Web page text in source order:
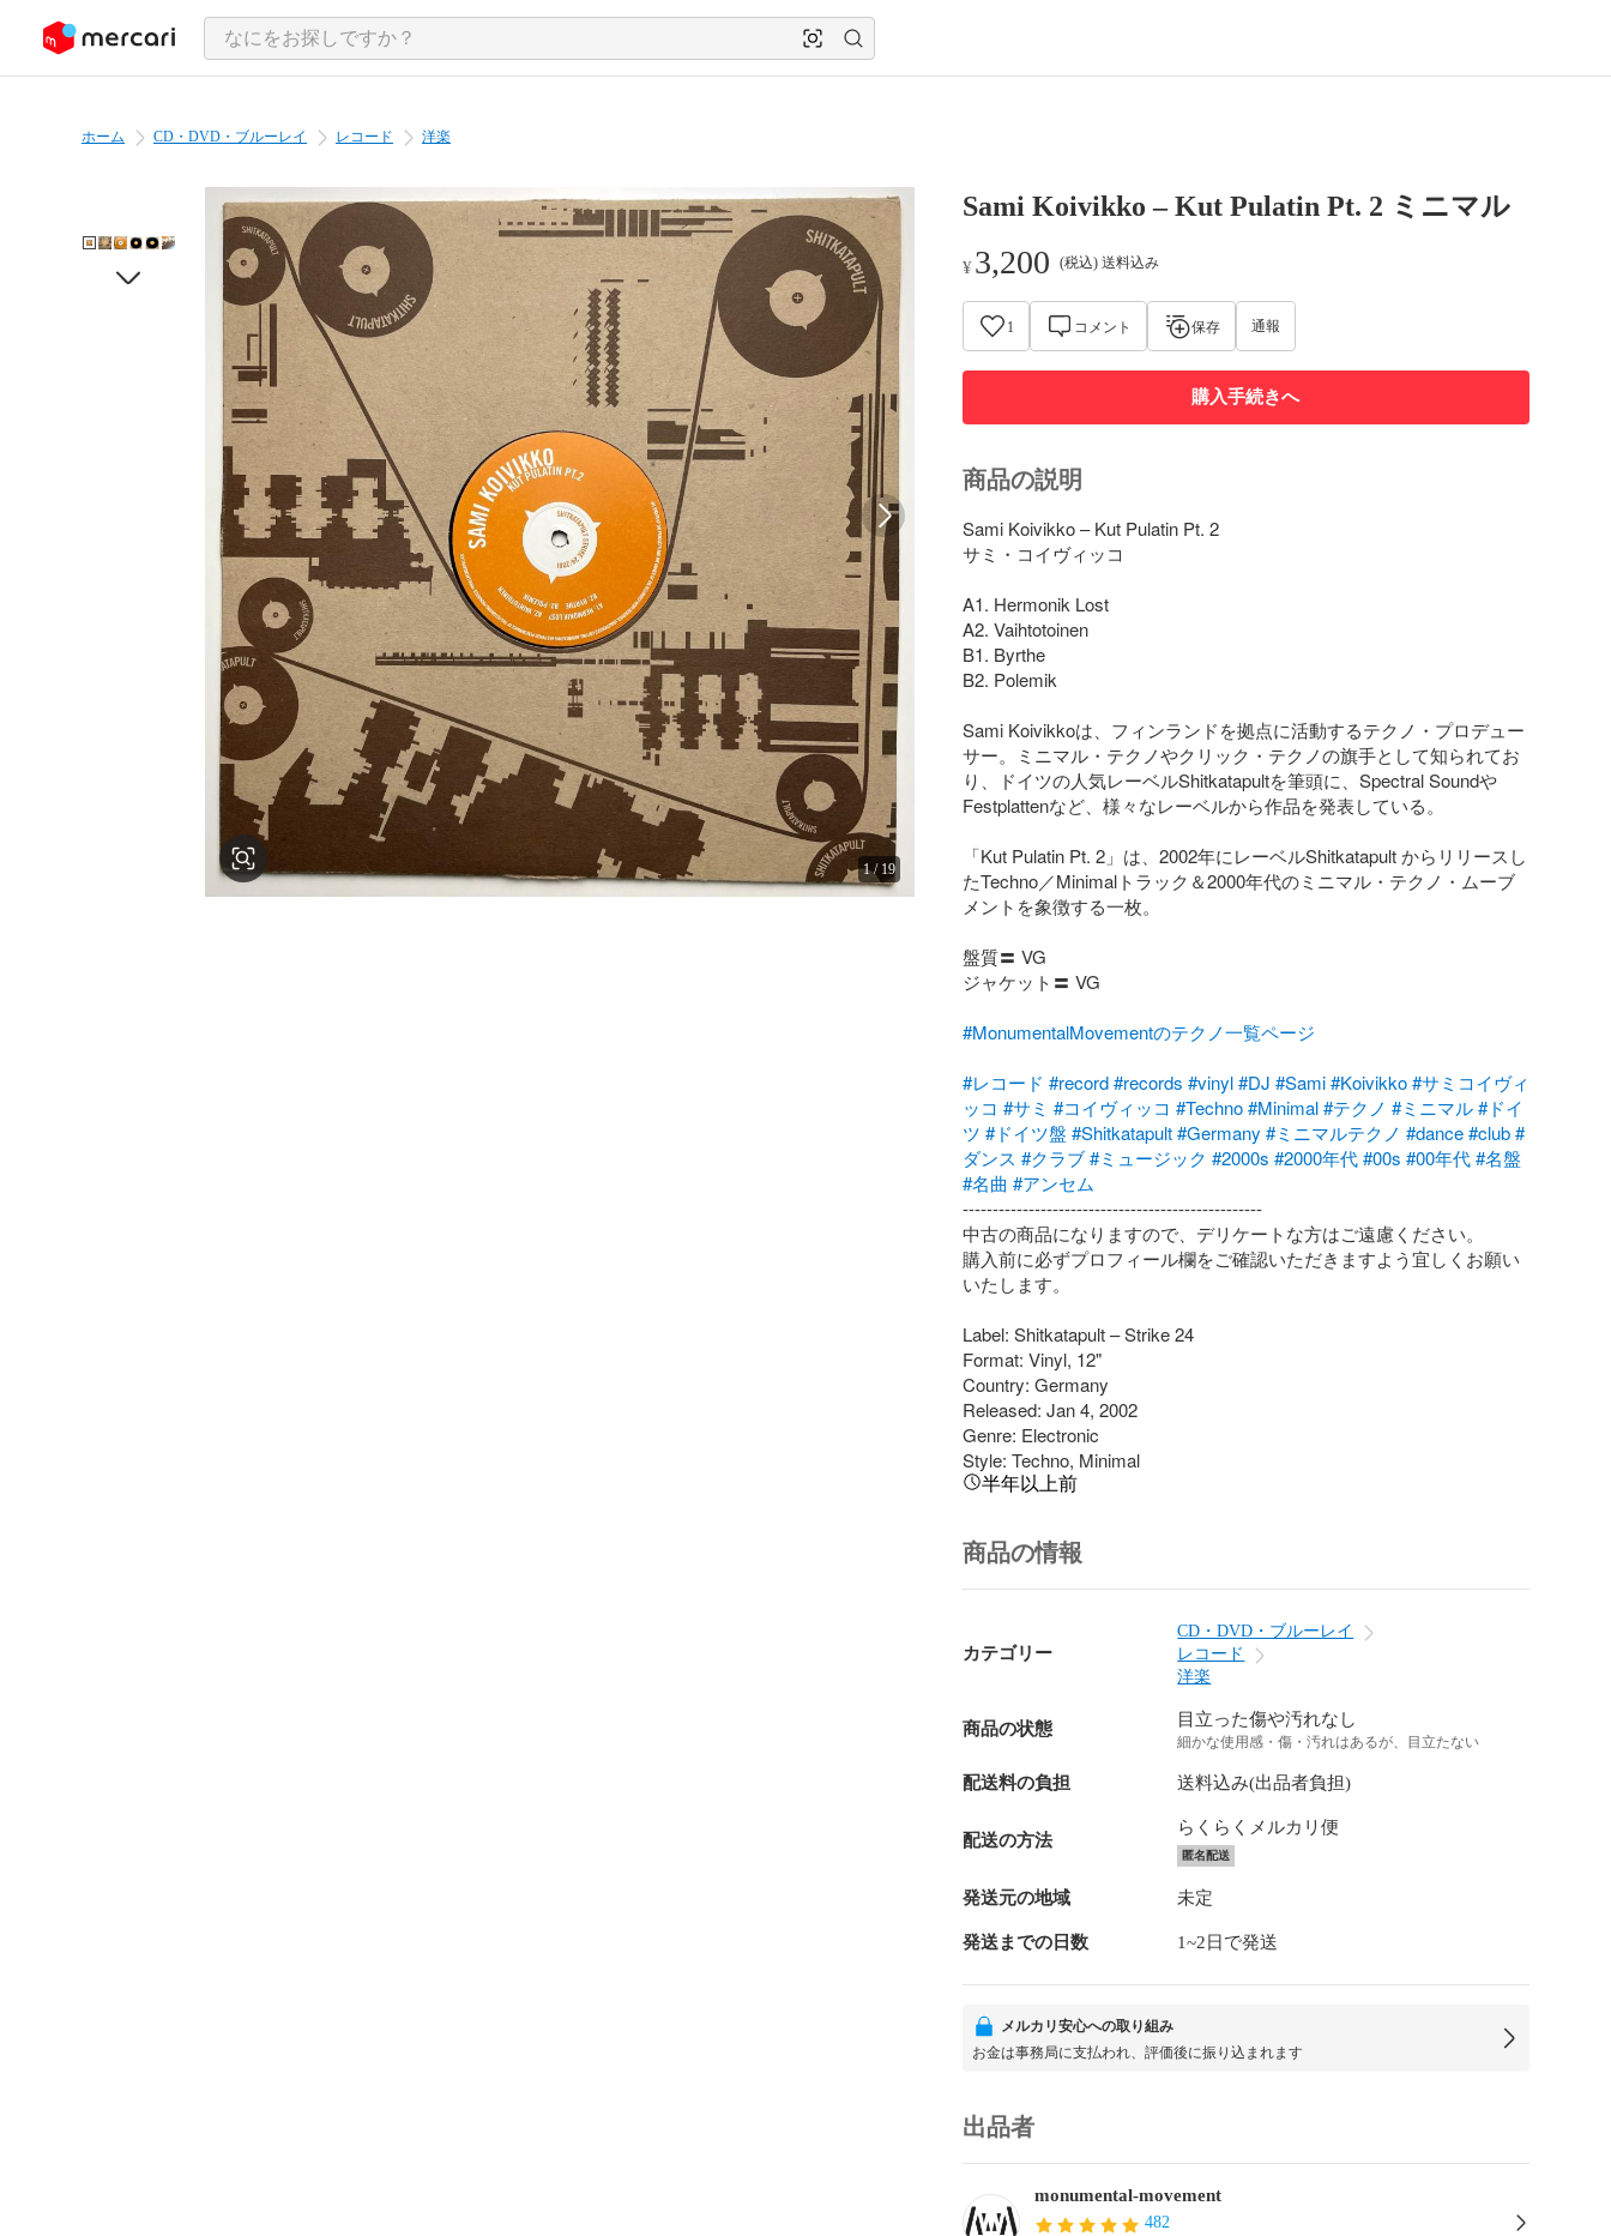
ツにスキップ
ホーム CD・DVD・ブルーレイ レコード 洋楽
1/ 19
Sami Koivikko – Kut Pulatin Pt. 2 ミニマル
¥ 3,200 (税込) 送料込み
1 コメント 保存 通報
購入手続きへ
商品の説明
Sami Koivikko – Kut Pulatin Pt. 2
サミ・コイヴィッコ
A1. Hermonik Lost
A2. Vaihtotoinen
B1. Byrthe
B2. Polemik
Sami Koivikkoは、フィンランドを拠点に活動するテクノ・プロデュー
サー。ミニマル・テクノやクリック・テクノの旗手として知られてお
り、ドイツの人気レーベルShitkatapultを筆頭に、Spectral Soundや
Festplattenなど、様々なレーベルから作品を発表している。
「Kut Pulatin Pt. 2」は、2002年にレーベルShitkatapult からリリースし
たTechno／Minimalトラック＆2000年代のミニマル・テクノ・ムーブ
メントを象徴する一枚。
盤質〓 VG
ジャケット〓 VG
#MonumentalMovementのテクノ一覧ページ
#レコード #record #records #vinyl #DJ #Sami #Koivikko #サミコイヴィ
ッコ #サミ #コイヴィッコ #Techno #Minimal #テクノ #ミニマル #ドイ
ツ #ドイツ盤 #Shitkatapult #Germany #ミニマルテクノ #dance #club #
ダンス #クラブ #ミュージック #2000s #2000年代 #00s #00年代 #名盤
#名曲 #アンセム
--------------------------------------------------
中古の商品になりますので、デリケートな方はご遠慮ください。
購入前に必ずプロフィール欄をご確認いただきますよう宜しくお願い
いたします。
Label: Shitkatapult – Strike 24
Format: Vinyl, 12"
Country: Germany
Released: Jan 4, 2002
Genre: Electronic
Style: Techno, Minimal
半年以上前
商品の情報
カテゴリー
CD・DVD・ブルーレイ
レコード
洋楽
商品の状態 目立った傷や汚れなし
細かな使用感・傷・汚れはあるが、目立たない
配送料の負担 送料込み(出品者負担)
配送の方法
らくらくメルカリ便
匿名配送
発送元の地域 未定
発送までの日数 1~2日で発送
メルカリ安心への取り組み
お金は事務局に支払われ、評価後に振り込まれます
出品者
monumental-movement
482